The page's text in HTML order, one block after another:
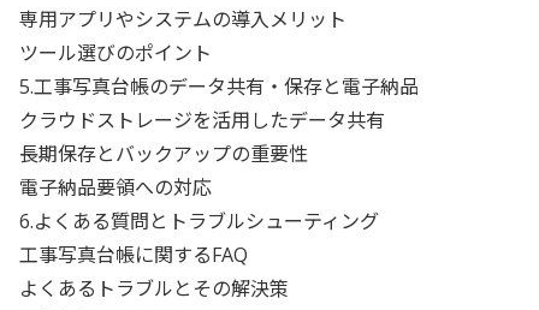
専用アプリやシステムの導入メリット
ツール選びのポイント
5.工事写真台帳のデータ共有・保存と電子納品
クラウドストレージを活用したデータ共有
長期保存とバックアップの重要性
電子納品要領への対応
6.よくある質問とトラブルシューティング
工事写真台帳に関するFAQ
よくあるトラブルとその解決策